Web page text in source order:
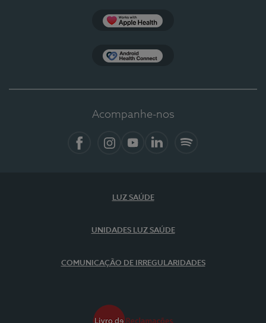
Acompanhe-nos
LUZ SAÚDE
UNIDADES LUZ SAÚDE
COMUNICAÇÃO DE IRREGULARIDADES